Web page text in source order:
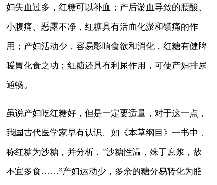
妇失血过多，红糖可以补血；产后淤血导致的腰酸、
小腹痛、恶露不净，红糖具有活血化淤和镇痛的作
用；产妇活动少，容易影响食欲和消化，红糖有健脾
暖胃化食之功；红糖还具有利尿作用，可使产妇排尿
通畅。
虽说产妇吃红糖好，但是一定要适量，对于这一点，
我国古代医学家早有认识。如《本草纲目》一书中，
称红糖为沙糖，并分析：“沙糖性温，殊于庶浆，故
不宜多食……”产妇运动少，多余的糖分易转化为脂